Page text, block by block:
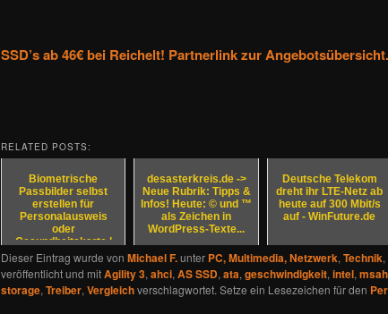
SSD’s ab 46€ bei Reichelt! Partnerlink zur Angebotsübersicht.
RELATED POSTS:
Biometrische
Passbilder selbst
erstellen für
Personalausweis
oder
Gesundheitskarte |
Bitpage.de - De...
desasterkreis.de ->
Neue Rubrik: Tipps &
Infos! Heute: © und ™
als Zeichen in
WordPress-Texte...
Deutsche Telekom
dreht ihr LTE-Netz ab
heute auf 300 Mbit/s
auf - WinFuture.de
Dieser Eintrag wurde von Michael F.unter PC, Multimedia, Netzwerk, Technik,
veröffentlicht und mitAgility 3, ahci, AS SSD, ata, geschwindigkeit, intel,
storage, Treiber, Vergleichverschlagwortet. Setze ein Lesezeichen für den